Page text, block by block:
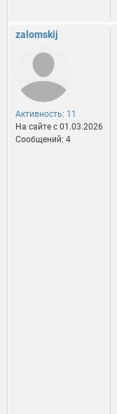
zalomskij
Активность: 11
На сайте c 01.03.2026
Сообщений: 4